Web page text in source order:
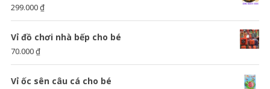
299.000₫
Vỉ đồ chơi nhà bếp cho bé
70.000₫
Vỉ ốc sên câu cá cho bé